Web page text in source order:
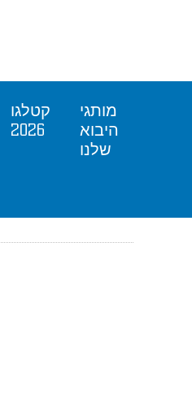
קטלגו
2026
מותגי
היבוא
שלנו